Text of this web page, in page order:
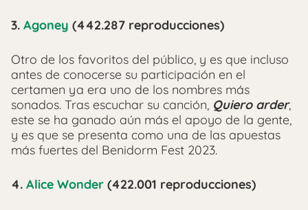
3. Agoney (442.287 reproducciones)
Otro de los favoritos del público, y es que incluso
antes de conocerse su participación en el
certamen ya era uno de los nombres más
sonados. Tras escuchar su canción, Quiero arder,
este se ha ganado aún más el apoyo de la gente,
y es que se presenta como una de las apuestas
más fuertes del Benidorm Fest 2023.
4. Alice Wonder (422.001 reproducciones)